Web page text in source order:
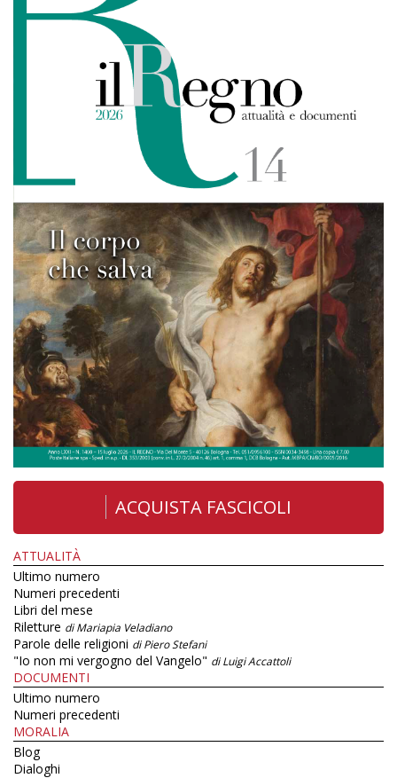
ACQUISTA FASCICOLI
ATTUALITÀ
Ultimo numero
Numeri precedenti
Libri del mese
Riletture di Mariapia Veladiano
Parole delle religioni di Piero Stefani
"Io non mi vergogno del Vangelo" di Luigi Accattoli
DOCUMENTI
Ultimo numero
Numeri precedenti
MORALIA
Blog
Dialoghi